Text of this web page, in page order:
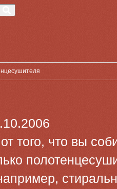
того, что вы